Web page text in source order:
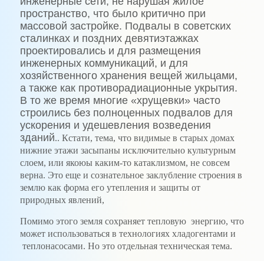
пространство, что было критично при
массовой застройке. Подвалы в советских
сталинках и поздних девятиэтажках
проектировались и для размещения
инженерных коммуникаций, и для
хозяйственного хранения вещей жильцами,
а также как противорадиационные укрытия.
В то же время многие «хрущевки» часто
строились без полноценных подвалов для
ускорения и удешевления возведения
зданий.. Кстати, тема, что видимые в старых домах
нижние этажи засыпаны исключительно культурным
слоем, или якоюы каким-то катаклизмом, не совсем
верна. Это еще и сознательное заклубление строения в
землю как форма его утепления и защиты от
природных явлений,
Помимо этого земля сохраняет тепловую энергию, что
может использоваться в технологиях хладогентами и
теплонасосами. Но это отдельная техническая тема.